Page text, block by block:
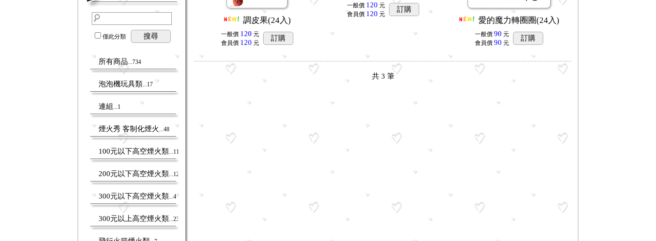
僅此分類 搜尋
所有商品 ...734
泡泡機玩具類 ...17
連組 ...1
煙火秀 客制化煙火 ...48
100元以下高空煙火類 ...11
200元以下高空煙火類 ...12
300元以下高空煙火類 ...4
300元以上高空煙火類 ...23
調皮果(24入)
一般價 120 元
會員價 120 元
訂購
一般價 120 元
會員價 120 元
訂購
愛的魔力轉圈圈(24入)
一般價 90 元
會員價 90 元
訂購
共3 筆